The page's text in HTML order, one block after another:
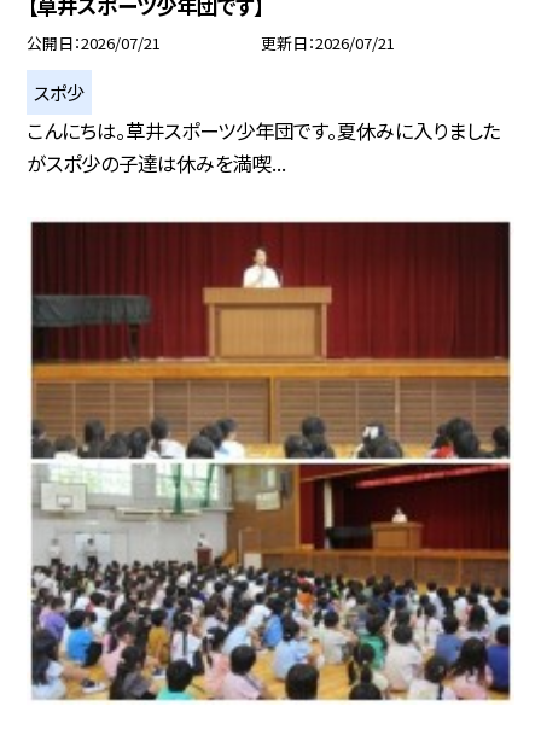
公開日 2026/07/21 更新日 2026/07/21
スポ少
こんにちは。草井スポーツ少年団です。夏休みに入りました
がスポ少の子達は休みを満喫...